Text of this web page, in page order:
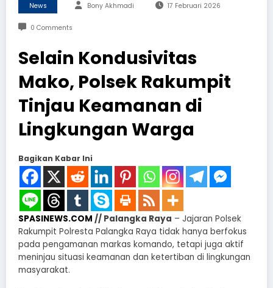
News Bony Akhmadi 17 Februari 2026
0 Comments
Selain Kondusivitas
Mako, Polsek Rakumpit
Tinjau Keamanan di
Lingkungan Warga
Bagikan Kabar Ini
SPASINEWS.COM // Palangka Raya – Jajaran Polsek
Rakumpit Polresta Palangka Raya tidak hanya berfokus
pada pengamanan markas komando, tetapi juga aktif
meninjau situasi keamanan dan ketertiban di lingkungan
masyarakat.